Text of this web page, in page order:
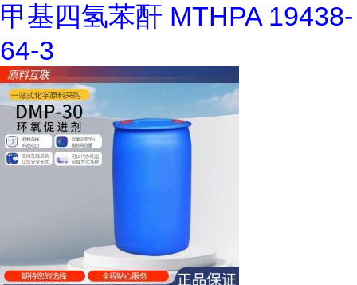
甲基四氢苯酐 MTHPA 19438-
64-3